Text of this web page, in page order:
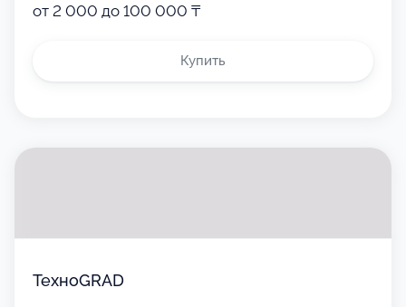
от 2 000 до 100 000 ₸
Купить
ТехноGRAD